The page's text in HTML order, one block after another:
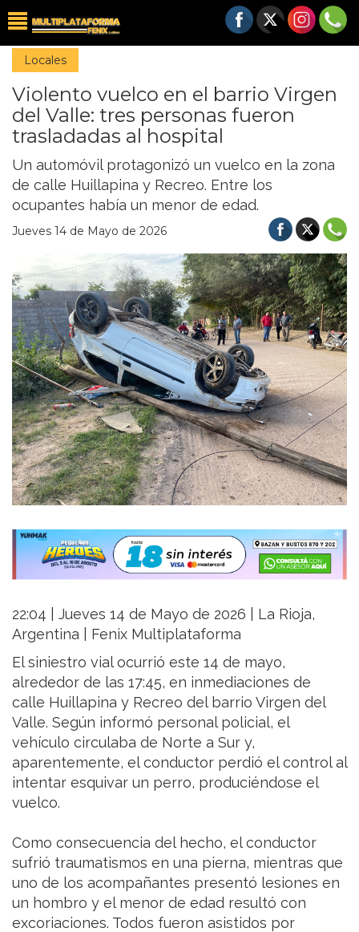
Locales
Violento vuelco en el barrio Virgen
del Valle: tres personas fueron
trasladadas al hospital
Un automóvil protagonizó un vuelco en la zona
de calle Huillapina y Recreo. Entre los
ocupantes había un menor de edad.
Jueves 14 de Mayo de 2026
22:04 | Jueves 14 de Mayo de 2026 | La Rioja,
Argentina | Fenix Multiplataforma
El siniestro vial ocurrió este 14 de mayo,
alrededor de las 17:45, en inmediaciones de
calle Huillapina y Recreo del barrio Virgen del
Valle. Según informó personal policial, el
vehículo circulaba de Norte a Sur y,
aparentemente, el conductor perdió el control al
intentar esquivar un perro, produciéndose el
vuelco.
Como consecuencia del hecho, el conductor
sufrió traumatismos en una pierna, mientras que
uno de los acompañantes presentó lesiones en
un hombro y el menor de edad resultó con
excoriaciones. Todos fueron asistidos por